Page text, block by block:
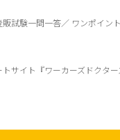
販試験一問一答
ワンポイン
サイト『ワーカーズドクター